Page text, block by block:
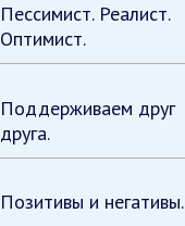
Пессимист. Реалист.
Оптимист.
Поддерживаем друг
друга.
Позитивы и негативы.